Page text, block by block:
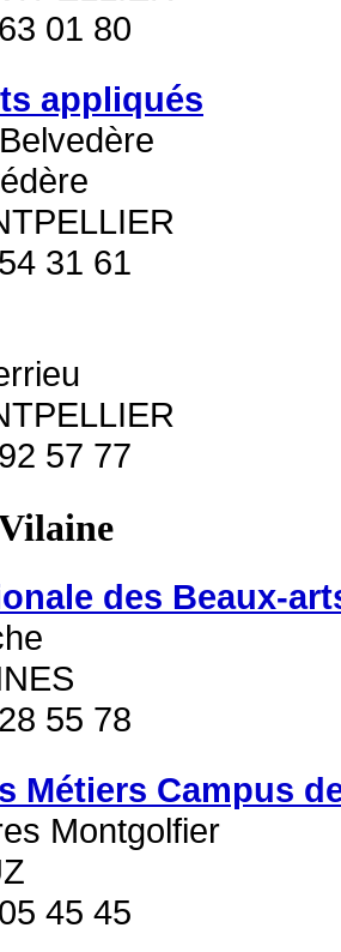
01 80
appliqués
31 61
57 77
des Beaux-
55 78
Métiers Campus
Montgolfier
45 45